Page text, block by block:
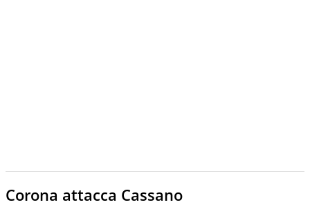
Corona attacca Cassano